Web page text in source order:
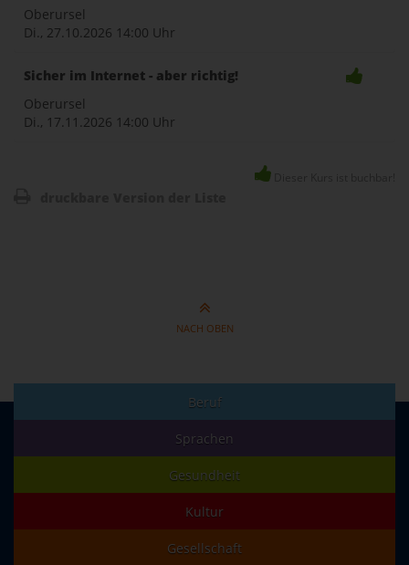
Oberursel
Di., 27.10.2026 14:00 Uhr
Sicher im Internet - aber richtig!
Oberursel
Di., 17.11.2026 14:00 Uhr
NACH OBEN
Beruf
Sprachen
Gesundheit
Kultur
Gesellschaft